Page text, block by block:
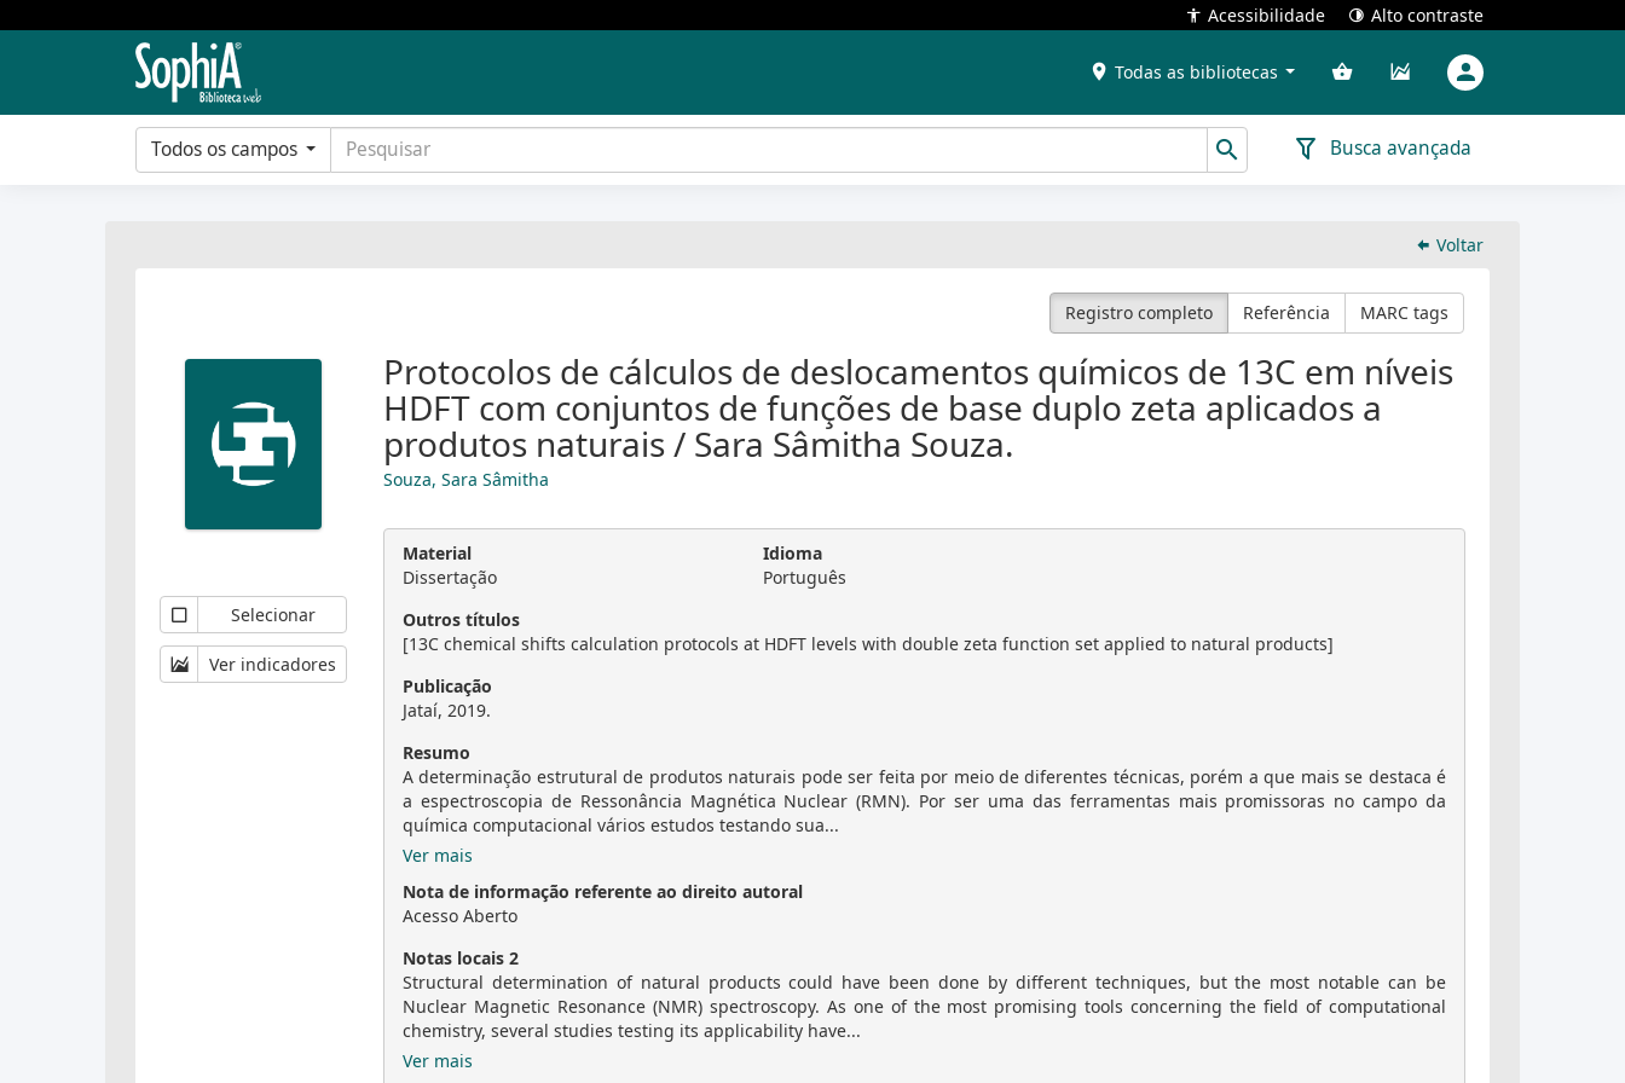
Acessibilidade Alto contraste
Todas as bibliotecas
Todos os campos Busca avançada
Voltar
Registro completo Referência MARC tags
Selecionar
Ver indicadores
Protocolos de cálculos de deslocamentos químicos de 13C em níveis
HDFT com conjuntos de funções de base duplo zeta aplicados a
produtos naturais / Sara Sâmitha Souza.
Souza, Sara Sâmitha
Material
Dissertação
Idioma
Português
Outros títulos
[13C chemical shifts calculation protocols at HDFT levels with double zeta function set applied to natural products]
Publicação
Jataí, 2019.
Resumo
A determinação estrutural de produtos naturais pode ser feita por meio de diferentes técnicas, porém a que mais se destaca é
a espectroscopia de Ressonância Magnética Nuclear (RMN). Por ser uma das ferramentas mais promissoras no campo da
química computacional vários estudos testando sua...
Ver mais
Nota de informação referente ao direito autoral
Acesso Aberto
Notas locais 2
Structural determination of natural products could have been done by different techniques, but the most notable can be
Nuclear Magnetic Resonance (NMR) spectroscopy. As one of the most promising tools concerning the field of computational
chemistry, several studies testing its applicability have...
Ver mais